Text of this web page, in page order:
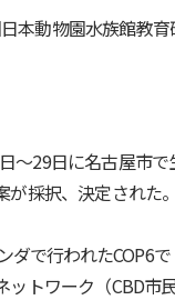
本動物園水族館教
～29日に名古屋市
が採択、決定された。
ダで行われたCOP6
ットワーク（CBD市